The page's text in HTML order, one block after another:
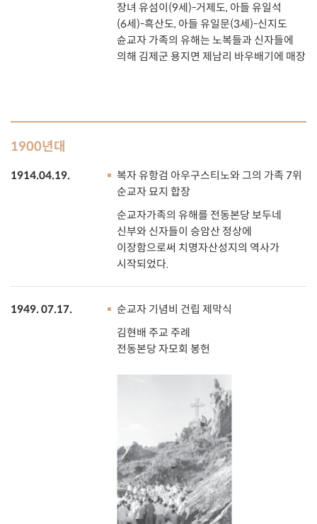
장녀 유섬이(9세)-거제도, 아들 유일석
(6세)-흑산도, 아들 유일문(3세)-신지도
슌교자 가족의 유해는 노복들과 신자들에
의해 김제군 용지면 제남리 바우배기에 매장
1900년대
1914.04.19.
복자 유항검 아우구스티노와 그의 가족 7위
순교자 묘지 합장
순교자가족의 유해를 전동본당 보두네
신부와 신자들이 승암산 정상에
이장함으로써 치명자산성지의 역사가
시작되었다.
1949. 07.17.
순교자 기념비 건립 제막식
김현배 주교 주례
전동본당 자모회 봉헌